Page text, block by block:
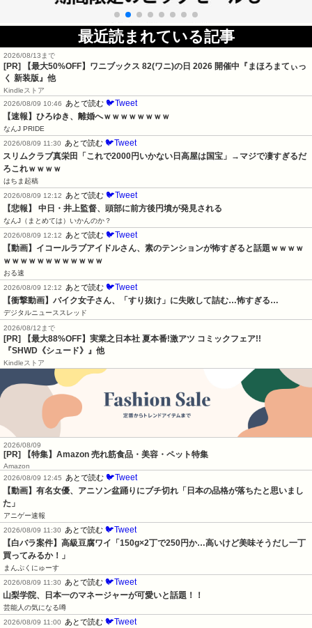
最近読まれている記事
2026/08/13まで
[PR]
【最大50%OFF】ワニブックス 82(ワニ)の日 2026 開催中『まほろまてぃっ
く 新装版』他
Kindleストア
2026/08/09 10:46
あとで読む 🐦Tweet
【速報】ひろゆき、離婚へｗｗｗｗｗｗｗｗ
なんJ PRIDE
2026/08/09 11:30
あとで読む 🐦Tweet
スリムクラブ真栄田「これで2000円いかない日高屋は国宝」→マジで凄すぎるだ
ろこれｗｗｗｗ
はちま起稿
2026/08/09 12:12
あとで読む 🐦Tweet
【悲報】 中日・井上監督、頭部に前方後円墳が発見される
なんJ（まとめては）いかんのか？
2026/08/09 12:12
あとで読む 🐦Tweet
【動画】イコールラブアイドルさん、素のテンションが怖すぎると話題ｗｗｗｗ
ｗｗｗｗｗｗｗｗｗｗｗｗ
おる速
2026/08/09 12:12
あとで読む 🐦Tweet
【衝撃動画】バイク女子さん、「すり抜け」に失敗して詰む…怖すぎる…
デジタルニューススレッド
2026/08/12まで
[PR] 【最大88%OFF】実業之日本社 夏本番!激アツ コミックフェア!!
『SHWD《シュード》』他
Kindleストア
2026/08/09
[PR] 【特集】Amazon 売れ筋食品・美容・ペット特集
Amazon
2026/08/09 12:45
あとで読む 🐦Tweet
【動画】有名女優、アニソン盆踊りにブチ切れ「日本の品格が落ちたと思いまし
た」
アニゲー速報
2026/08/09 11:30
あとで読む 🐦Tweet
【白バラ案件】高級豆腐ワイ「150g×2丁で250円か…高いけど美味そうだし一丁
買ってみるか！」
まんぷくにゅーす
2026/08/09 11:30
あとで読む 🐦Tweet
山梨学院、日本一のマネージャーが可愛いと話題！！
芸能人の気になる噂
2026/08/09 11:00
あとで読む 🐦Tweet